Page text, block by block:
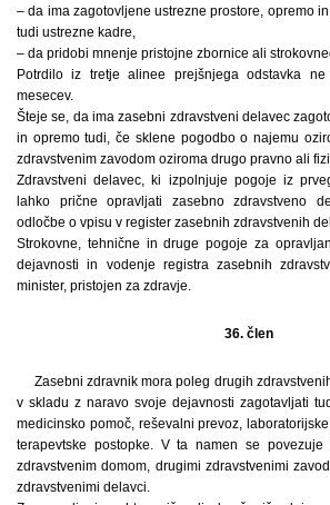
– da ima zagotovljene ustrezne prostore, opremo
tudi ustrezne kadre,
– da pridobi mnenje pristojne zbornice ali
Potrdilo iz tretje alinee prejšnjega odstavka
mesecev.
Šteje se, da ima zasebni zdravstveni delavec
in opremo tudi, če sklene pogodbo o najemu
zdravstvenim zavodom oziroma drugo pravno ali
Zdravstveni delavec, ki izpolnjuje pogoje iz
lahko prične opravljati zasebno zdravstveno
odločbe o vpisu v register zasebnih zdravstvenih
Strokovne, tehnične in druge pogoje za
dejavnosti in vodenje registra zasebnih
minister, pristojen za zdravje.
36. člen
Zasebni zdravnik mora poleg drugih
v skladu z naravo svoje dejavnosti zagotavljati
medicinsko pomoč, reševalni prevoz,
terapevtske postopke. V ta namen se
zdravstvenim domom, drugimi zdravstvenimi
zdravstvenimi delavci.